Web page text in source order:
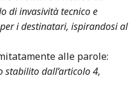
di invasività tecnico e
i destinatari, ispirandosi al
alle parole:
stabilito dall’articolo 4,